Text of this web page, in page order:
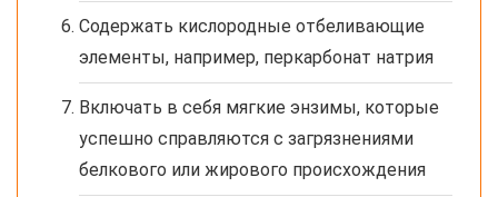
Содержать кислородные отбеливающие
элементы, например, перкарбонат натрия
Включать в себя мягкие энзимы, которые
успешно справляются с загрязнениями
белкового или жирового происхождения